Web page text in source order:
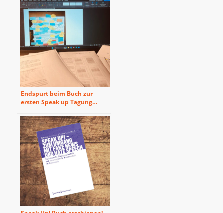
Endspurt beim Buch zur
ersten Speak up Tagung…